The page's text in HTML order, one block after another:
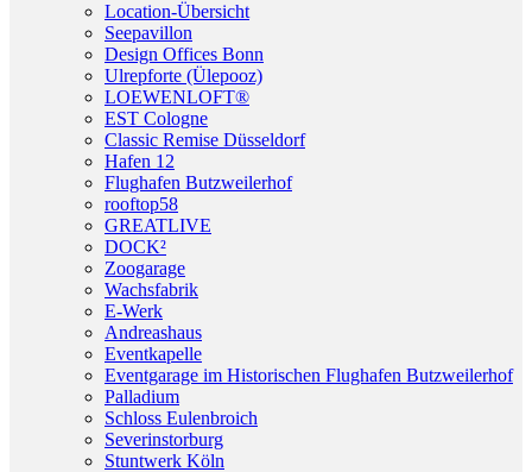
Location-Übersicht
Seepavillon
Design Offices Bonn
Ulrepforte (Ülepooz)
LOEWENLOFT®
EST Cologne
Classic Remise Düsseldorf
Hafen 12
Flughafen Butzweilerhof
rooftop58
GREATLIVE
DOCK²
Zoogarage
Wachsfabrik
E-Werk
Andreashaus
Eventkapelle
Eventgarage im Historischen Flughafen Butzweilerhof
Palladium
Schloss Eulenbroich
Severinstorburg
Stuntwerk Köln